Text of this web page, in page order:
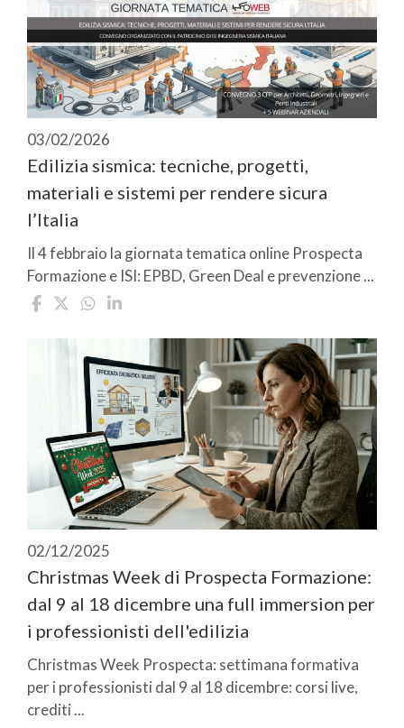
03/02/2026
Edilizia sismica: tecniche, progetti,
materiali e sistemi per rendere sicura
l’Italia
Il 4 febbraio la giornata tematica online Prospecta
Formazione e ISI: EPBD, Green Deal e prevenzione ...
02/12/2025
Christmas Week di Prospecta Formazione:
dal 9 al 18 dicembre una full immersion per
i professionisti dell'edilizia
Christmas Week Prospecta: settimana formativa
per i professionisti dal 9 al 18 dicembre: corsi live,
crediti ...